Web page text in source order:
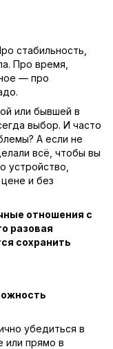
стабильность,
Про время,
— про
или бывшей в
выбор. И часто
А если не
всё, чтобы вы
устройство,
и без
отношения с
разовая
сохранить
убедиться в
или прямо в